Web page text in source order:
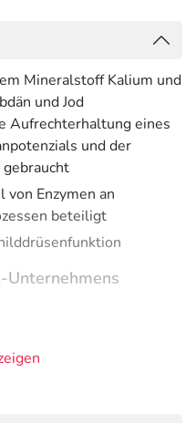
Mineralstoff Kalium und
und Jod
Aufrechterhaltung eines
und der
Enzymen an
beteiligt